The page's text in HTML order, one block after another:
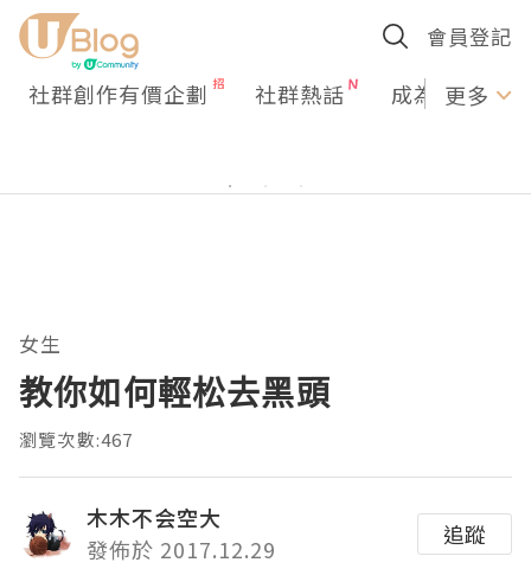
會員登記
社群創作有價企劃 社群熱話 成為U更多
女生
教你如何輕松去黑頭
瀏覽次數:467
木木不会空大
發佈於 2017.12.29
追蹤